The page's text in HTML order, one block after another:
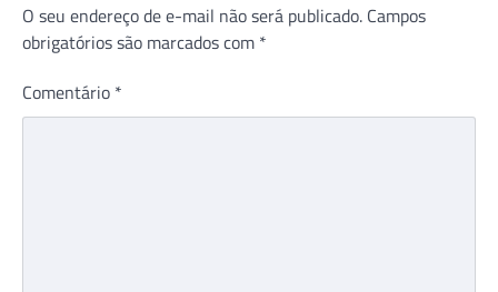
O seu endereço de e-mail não será publicado. Campos
obrigatórios são marcados com *
Comentário *